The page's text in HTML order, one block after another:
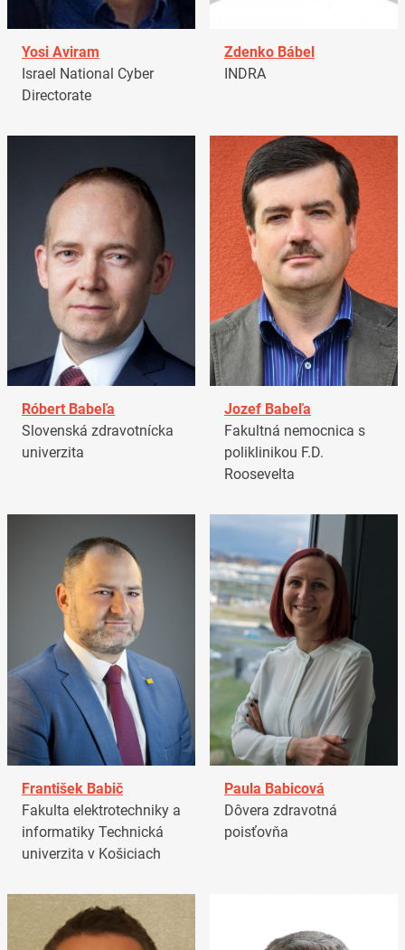
Yosi Aviram
Israel National Cyber
Directorate
Zdenko Bábel
INDRA
Róbert Babeľa
Slovenská zdravotnícka
univerzita
Jozef Babeľa
Fakultná nemocnica s
poliklinikou F.D.
Roosevelta
František Babič
Fakulta elektrotechniky a
informatiky Technická
univerzita v Košiciach
Paula Babicová
Dôvera zdravotná
poisťovňa